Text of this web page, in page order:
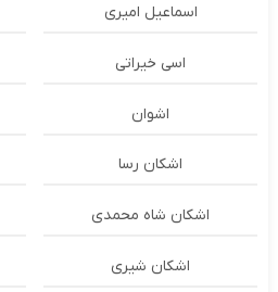
اسماعیل امیری
اسی خیراتی
اشوان
اشکان رسا
اشکان شاه محمدی
اشکان شیری